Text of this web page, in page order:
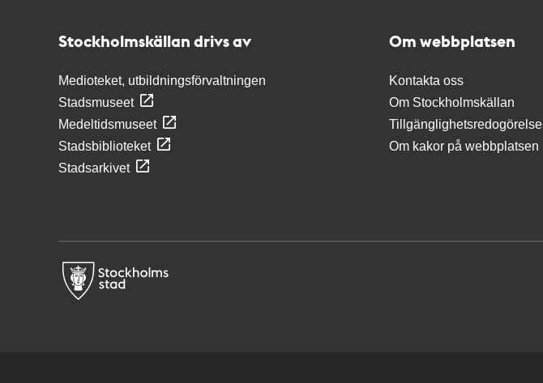
Stockholmskällan drivs av
Medioteket, utbildningsförvaltningen
Stadsmuseet
Medeltidsmuseet
Stadsbiblioteket
Stadsarkivet
Om webbplatsen
Kontakta oss
Om Stockholmskällan
Tillgänglighetsredogörelse
Om kakor på webbplatsen